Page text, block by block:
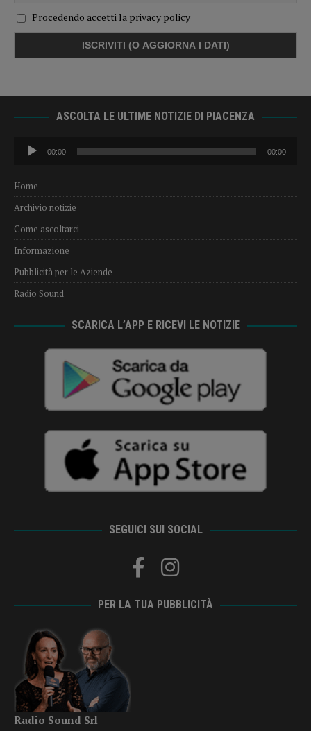
Procedendo accetti la privacy policy
ASCOLTA LE ULTIME NOTIZIE DI PIACENZA
Audio
Player
00:00 00:00
Home
Archivio notizie
Come ascoltarci
Informazione
Pubblicità per le Aziende
Radio Sound
SCARICA L’APP E RICEVI LE NOTIZIE
SEGUICI SUI SOCIAL
PER LA TUA PUBBLICITÀ
Radio Sound Srl